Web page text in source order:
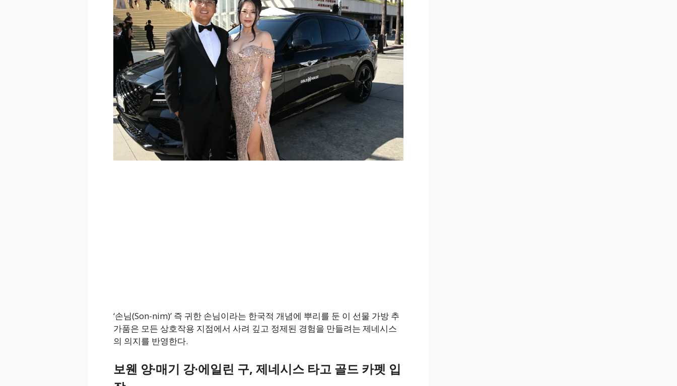
‘손님(Son-nim)’ 즉 귀한 손님이라는 한국적 개념에 뿌리를 둔 이 선물 가방 추
가품은 모든 상호작용 지점에서 사려 깊고 정제된 경험을 만들려는 제네시스
의 의지를 반영한다.
보웬 양·매기 강·에일린 구, 제네시스 타고 골드 카펫 입